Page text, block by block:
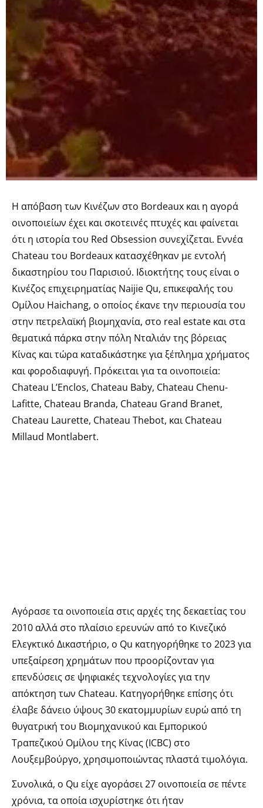
Η απόβαση των Κινέζων στο Bordeaux και η αγορά
οινοποιείων έχει και σκοτεινές πτυχές και φαίνεται
ότι η ιστορία του Red Obsession συνεχίζεται. Εννέα
Chateau του Bordeaux κατασχέθηκαν με εντολή
δικαστηρίου του Παρισιού. Ιδιοκτήτης τους είναι ο
Κινέζος επιχειρηματίας Naijie Qu, επικεφαλής του
Ομίλου Haichang, ο οποίος έκανε την περιουσία του
στην πετρελαϊκή βιομηχανία, στο real estate και στα
θεματικά πάρκα στην πόλη Νταλιάν της βόρειας
Κίνας και τώρα καταδικάστηκε για ξέπλημα χρήματος
και φοροδιαφυγή. Πρόκειται για τα οινοποιεία:
Chateau L’Enclos, Chateau Baby, Chateau Chenu-
Lafitte, Chateau Branda, Chateau Grand Branet,
Chateau Laurette, Chateau Thebot, και Chateau
Millaud Montlabert.
Αγόρασε τα οινοποιεία στις αρχές της δεκαετίας του
2010 αλλά στο πλαίσιο ερευνών από το Κινεζικό
Ελεγκτικό Δικαστήριο, ο Qu κατηγορήθηκε το 2023 για
υπεξαίρεση χρημάτων που προορίζονταν για
επενδύσεις σε ψηφιακές τεχνολογίες για την
απόκτηση των Chateau. Κατηγορήθηκε επίσης ότι
έλαβε δάνειο ύψους 30 εκατομμυρίων ευρώ από τη
θυγατρική του Βιομηχανικού και Εμπορικού
Τραπεζικού Ομίλου της Κίνας (ICBC) στο
Λουξεμβούργο, χρησιμοποιώντας πλαστά τιμολόγια.
Συνολικά, ο Qu είχε αγοράσει 27 οινοποιεία σε πέντε
χρόνια, τα οποία ισχυρίστηκε ότι ήταν